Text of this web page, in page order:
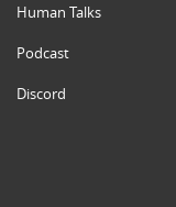
Human Talks
Podcast
Discord